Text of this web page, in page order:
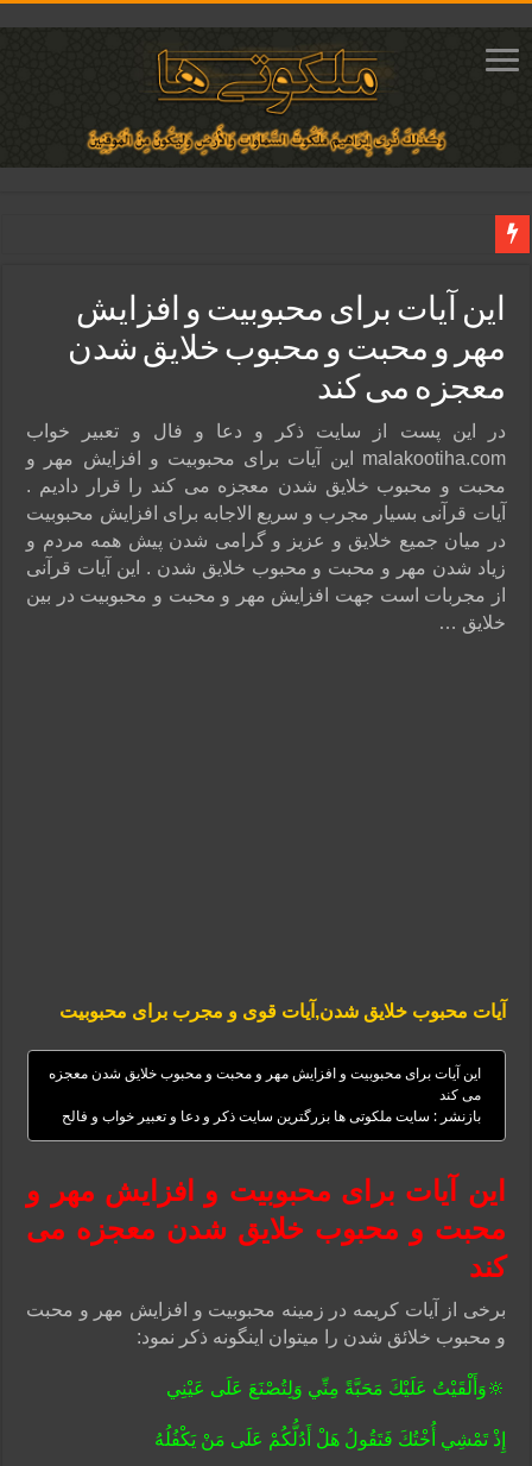
دعای ایجاد عشق و محبت آتشین در قلب معشوق | متن دعا، روش خواندن
ختم آیات ۲ و ۳ سوره طلاق برای افزایش رزق و روزی | روش ختم، متن آیات و فضیلت
آیات قرآنی برای استجابت دعا و آسان شدن کارها و برآورده شدن حاجت
قویترین ذکر استجابت دعا و حاجت روایی | ذکر اسماء الحسنی برآورده شدن حاجت
این آیات برای محبوبیت و افزایش
مهر و محبت و محبوب خلایق شدن
معجزه می کند
در این پست از سایت ذکر و دعا و فال و تعبیر خواب
malakootiha.com این آیات برای محبوبیت و افزایش مهر و
محبت و محبوب خلایق شدن معجزه می کند را قرار دادیم .
آیات قرآنی بسیار مجرب و سریع الاجابه برای افزایش محبوبیت
در میان جمیع خلایق و عزیز و گرامی شدن پیش همه مردم و
زیاد شدن مهر و محبت و محبوب خلایق شدن . این آیات قرآنی
از مجربات است جهت افزایش مهر و محبت و محبوبیت در بین
خلایق …
آیات محبوب خلایق شدن,آیات قوی و مجرب برای محبوبیت
این آیات برای محبوبیت و افزایش مهر و محبت و محبوب خلایق شدن معجزه
می کند
بازنشر : سایت ملکوتی ها بزرگترین سایت ذکر و دعا و تعبیر خواب و فالح
این آیات برای محبوبیت و افزایش مهر و
محبت و محبوب خلایق شدن معجزه می
کند
برخی از آیات کریمه در زمینه محبوبیت و افزایش مهر و محبت
و محبوب خلائق شدن را میتوان اینگونه ذکر نمود:
🔆وَأَلْقَيْتُ عَلَيْكَ مَحَبَّةً مِنِّي وَلِتُصْنَعَ عَلَى عَيْنِي
إِذْ تَمْشِي أُخْتُكَ فَتَقُولُ هَلْ أَدُلُّكُمْ عَلَى مَنْ يَكْفُلُهُ